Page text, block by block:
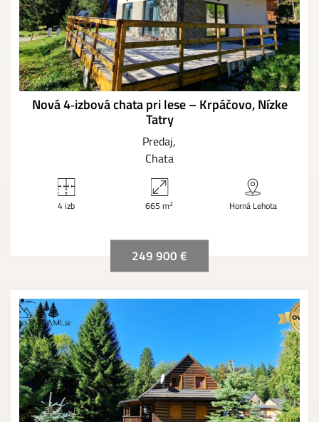
Nová 4‑izbová chata pri lese – Krpáčovo, Nízke
Tatry
Predaj
Chata
4 izb 665 m2 Horná Lehota
249 900 €